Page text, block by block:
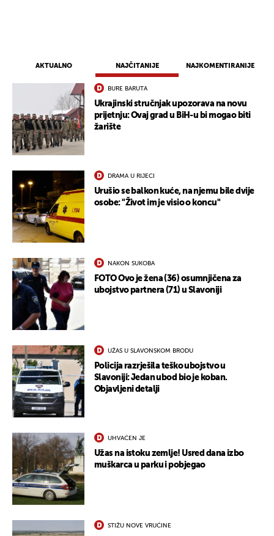
AKTUALNO NAJČITANIJE NAJKOMENTIRANIJE
BURE BARUTA
Ukrajinski stručnjak upozorava na novu
prijetnju: Ovaj grad u BiH-u bi mogao biti
žarište
DRAMA U RIJECI
Urušio se balkon kuće, na njemu bile dvije
osobe: "Život im je visio o koncu"
NAKON SUKOBA
FOTO Ovo je žena (36) osumnjičena za
ubojstvo partnera (71) u Slavoniji
UŽAS U SLAVONSKOM BRODU
Policija razrješila teško ubojstvo u
Slavoniji: Jedan ubod bio je koban.
Objavljeni detalji
UHVAĆEN JE
Užas na istoku zemlje! Usred dana izbo
muškarca u parku i pobjegao
STIŽU NOVE VRUĆINE